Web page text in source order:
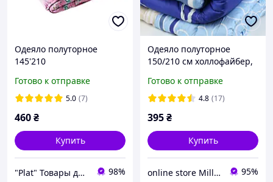
Одеяло полуторное
145'210
Готово к отправке
5.0 (7)
460₴
Купить
"Plat" Товары для дома и отдыха. 98%
Одеяло полуторное
150/210 см холлофайбер,
Готово к отправке
4.8 (17)
395₴
Купить
online store Millenium+ 95%